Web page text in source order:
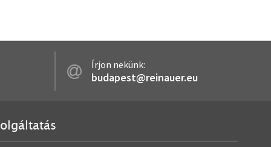
Írjon nekünk:
budapest@reinauer.eu